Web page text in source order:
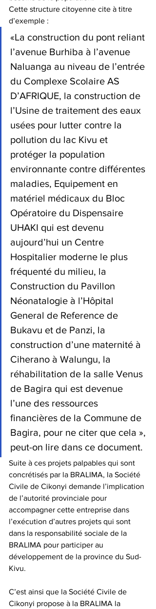
Cette structure citoyenne cite à titre
d’exemple :
«La construction du pont reliant
l’avenue Burhiba à l’avenue
Naluanga au niveau de l’entrée
du Complexe Scolaire AS
D’AFRIQUE, la construction de
l’Usine de traitement des eaux
usées pour lutter contre la
pollution du lac Kivu et
protéger la population
environnante contre différentes
maladies, Equipement en
matériel médicaux du Bloc
Opératoire du Dispensaire
UHAKI qui est devenu
aujourd’hui un Centre
Hospitalier moderne le plus
fréquenté du milieu, la
Construction du Pavillon
Néonatalogie à l’Hôpital
General de Reference de
Bukavu et de Panzi, la
construction d’une maternité à
Ciherano à Walungu, la
réhabilitation de la salle Venus
de Bagira qui est devenue
l’une des ressources
financières de la Commune de
Bagira, pour ne citer que cela »,
peut-on lire dans ce document.
Suite à ces projets palpables qui sont
concrétisés par la BRALIMA, la Société
Civile de Cikonyi demande l’implication
de l’autorité provinciale pour
accompagner cette entreprise dans
l’exécution d’autres projets qui sont
dans la responsabilité sociale de la
BRALIMA pour participer au
développement de la province du Sud-
Kivu.
C’est ainsi que la Société Civile de
Cikonyi propose à la BRALIMA la